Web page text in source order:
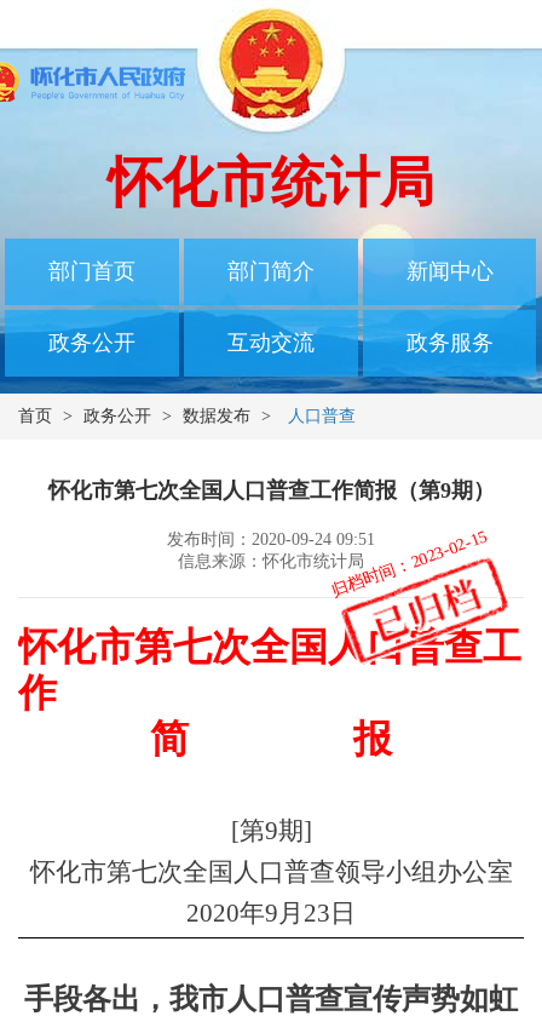
怀化市统计局
部门首页 部门简介 新闻中心
政务公开 互动交流 政务服务
首页 > 政务公开 > 数据发布 > 人口普查
怀化市第七次全国人口普查工作简报（第9期）
发布时间：2020-09-24 09:51
信息来源：怀化市统计局
怀化市第七次全国人口普查工
作
简
报
[第9期]
怀化市第七次全国人口普查领导小组办公室
2020年9月 23 日
手段各出，我市人口普查宣传声势如虹
归档时间：2023-02-15